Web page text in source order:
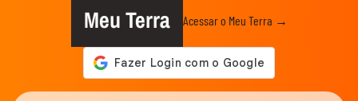
Meu Terra Acessar o Meu Terra →